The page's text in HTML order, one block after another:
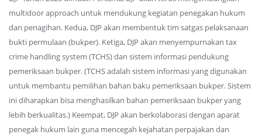
multidoor approach untuk mendukung kegiatan penegakan hukum
dan penagihan. Kedua, DJP akan membentuk tim satgas pelaksanaan
bukti permulaan (bukper). Ketiga, DJP akan menyempurnakan tax
crime handling system (TCHS) dan sistem informasi pendukung
pemeriksaan bukper. (TCHS adalah sistem informasi yang digunakan
untuk membantu pemilihan bahan baku pemeriksaan bukper. Sistem
ini diharapkan bisa menghasilkan bahan pemeriksaan bukper yang
lebih berkualitas.) Keempat, DJP akan berkolaborasi dengan aparat
penegak hukum lain guna mencegah kejahatan perpajakan dan